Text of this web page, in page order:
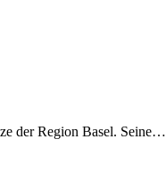
der Region Basel. Seine…